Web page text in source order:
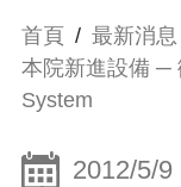
首頁 / 最新消息
本院新進設備 ─
System
2012/5/9